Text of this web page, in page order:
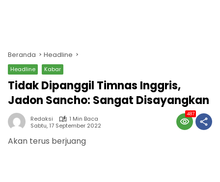
Beranda Headline
Headline Kabar
Tidak Dipanggil Timnas Inggris,
Jadon Sancho: Sangat Disayangkan
Redaksi
1 Min Baca
Sabtu, 17 September 2022
487
Akan terus berjuang